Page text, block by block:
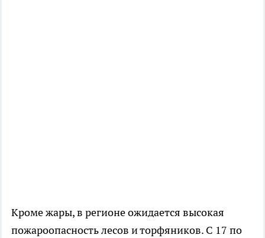
Кроме жары, в регионе ожидается высокая
пожароопасность лесов и торфяников. С 17 по